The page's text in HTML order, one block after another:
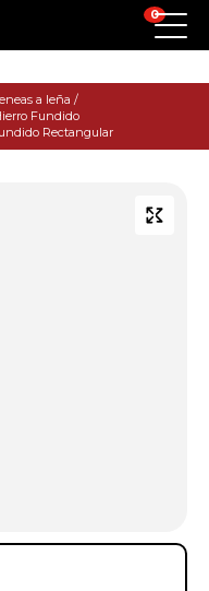
0
a leña /
Fundido
Rectangular